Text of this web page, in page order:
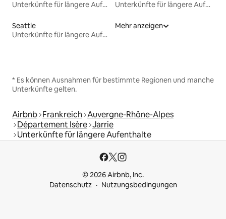
Unterkünfte für längere Aufenthalte
Unterkünfte für längere Aufenthalte
Seattle
Unterkünfte für längere Aufenthalte
Mehr anzeigen
* Es können Ausnahmen für bestimmte Regionen und manche
Unterkünfte gelten.
Airbnb Frankreich Auvergne-Rhône-Alpes
Département Isère Jarrie
Unterkünfte für längere Aufenthalte
© 2026 Airbnb, Inc.
Datenschutz
Nutzungsbedingungen